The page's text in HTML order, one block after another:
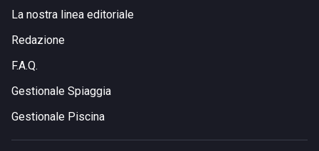
La nostra linea editoriale
Redazione
F.A.Q.
Gestionale Spiaggia
Gestionale Piscina